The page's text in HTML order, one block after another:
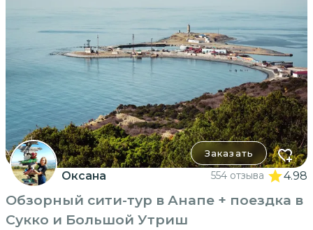
Заказать
Оксана 554 отзыва 4.98
Обзорный сити-тур в Анапе + поездка в
Сукко и Большой Утриш